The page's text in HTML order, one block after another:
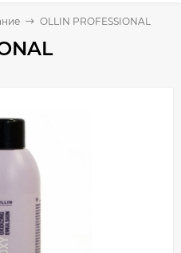
OLLIN PROFESSIONAL